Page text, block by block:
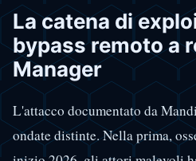
La catena di
bypass remoto a
Manager
L'attacco documentato da
ondate distinte. Nella prima,